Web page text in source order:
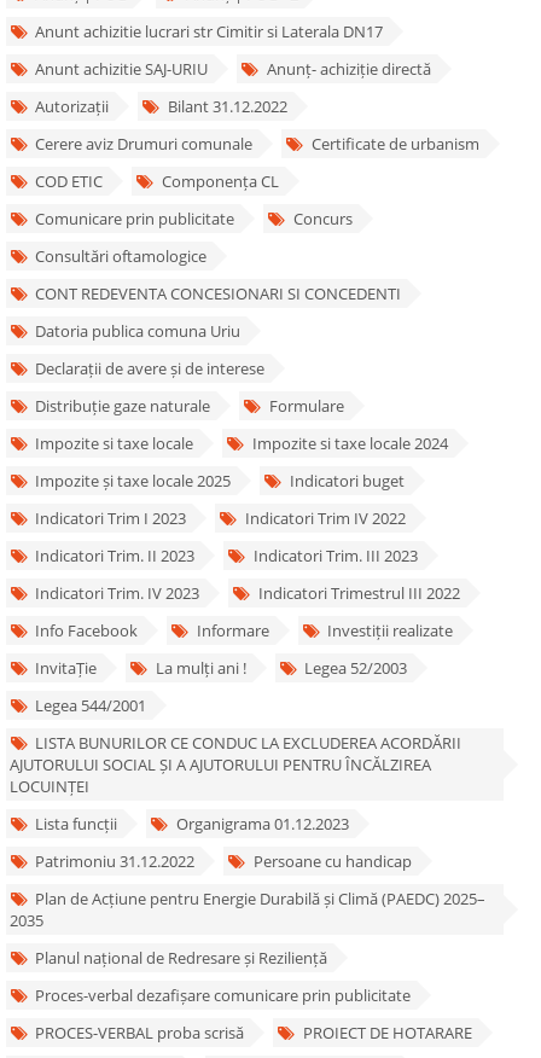
Anunt achizitie lucrari str Cimitir si Laterala DN17
Anunt achizitie SAJ-URIU
Anunț- achiziție directă
Autorizații
Bilant 31.12.2022
Cerere aviz Drumuri comunale
Certificate de urbanism
COD ETIC
Componența CL
Comunicare prin publicitate
Concurs
Consultări oftamologice
CONT REDEVENTA CONCESIONARI SI CONCEDENTI
Datoria publica comuna Uriu
Declarații de avere și de interese
Distribuție gaze naturale
Formulare
Impozite si taxe locale
Impozite si taxe locale 2024
Impozite și taxe locale 2025
Indicatori buget
Indicatori Trim I 2023
Indicatori Trim IV 2022
Indicatori Trim. II 2023
Indicatori Trim. III 2023
Indicatori Trim. IV 2023
Indicatori Trimestrul III 2022
Info Facebook
Informare
Investiții realizate
InvitaȚie
La mulți ani !
Legea 52/2003
Legea 544/2001
LISTA BUNURILOR CE CONDUC LA EXCLUDEREA ACORDĂRII
AJUTORULUI SOCIAL ȘI A AJUTORULUI PENTRU ÎNCĂLZIREA
LOCUINȚEI
Lista funcții
Organigrama 01.12.2023
Patrimoniu 31.12.2022
Persoane cu handicap
Plan de Acțiune pentru Energie Durabilă și Climă (PAEDC) 2025–
2035
Planul național de Redresare și Reziliență
Proces-verbal dezafișare comunicare prin publicitate
PROCES-VERBAL proba scrisă
PROIECT DE HOTARARE